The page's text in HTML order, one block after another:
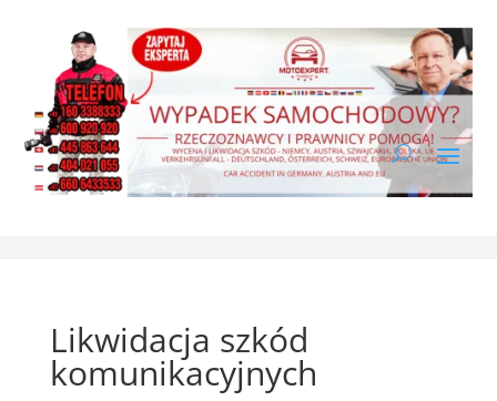
Likwidacja szkód
komunikacyjnych